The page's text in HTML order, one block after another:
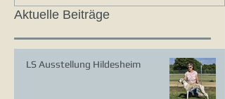
Aktuelle Beiträge
LS Ausstellung Hildesheim